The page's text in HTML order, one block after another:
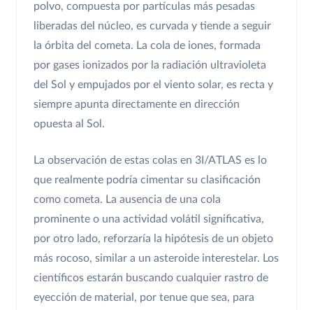
polvo, compuesta por partículas más pesadas
liberadas del núcleo, es curvada y tiende a seguir
la órbita del cometa. La cola de iones, formada
por gases ionizados por la radiación ultravioleta
del Sol y empujados por el viento solar, es recta y
siempre apunta directamente en dirección
opuesta al Sol.
La observación de estas colas en 3I/ATLAS es lo
que realmente podría cimentar su clasificación
como cometa. La ausencia de una cola
prominente o una actividad volátil significativa,
por otro lado, reforzaría la hipótesis de un objeto
más rocoso, similar a un asteroide interestelar. Los
científicos estarán buscando cualquier rastro de
eyección de material, por tenue que sea, para